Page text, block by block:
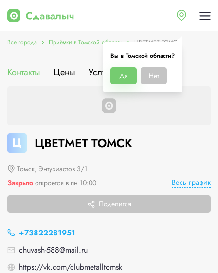
Вы в Томской области?
Да Нет
Все города Приёмки в Томской области ЦВЕТМЕТ ТОМСК
Контакты Цены Услуги О компании
Ц ЦВЕТМЕТ ТОМСК
Томск, Энтузиастов 3/1
Закрыто откроется в пн 10:00 Весь график
Поделится
+73822281951
chuvash-588@mail.ru
https://vk.com/clubmetalltomsk